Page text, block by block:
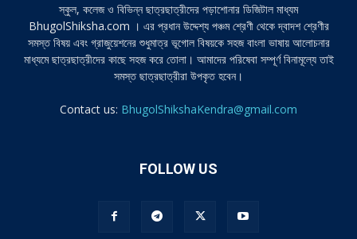
স্কুল, কলেজ ও বিভিন্ন ছাত্রছাত্রীদের পড়াশোনার ডিজিটাল মাধ্যম
BhugolShiksha.com । এর প্রধান উদ্দেশ্য পঞ্চম শ্রেণী থেকে দ্বাদশ শ্রেণীর
সমস্ত বিষয় এবং গ্রাজুয়েশনের শুধুমাত্র ভূগোল বিষয়কে সহজ বাংলা ভাষায় আলোচনার
মাধ্যমে ছাত্রছাত্রীদের কাছে সহজ করে তোলা। আমাদের পরিষেবা সম্পূর্ণ বিনামূল্যে তাই
সমস্ত ছাত্রছাত্রীরা উপকৃত হবেন।
Contact us: BhugolShikshaKendra@gmail.com
FOLLOW US